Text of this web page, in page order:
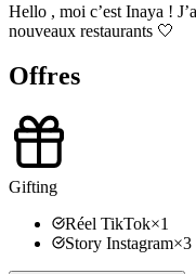
Hello , moi c’est Inaya !
nouveaux restaurants 🤍
Offres
Gifting
Réel TikTok×1
Story Instagram×3